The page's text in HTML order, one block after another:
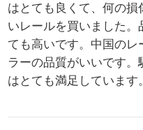
はとても良くて、何の損
いレールを買いました。
ても高いです。中国の
ラーの品質がいいです
はとても満足しています。